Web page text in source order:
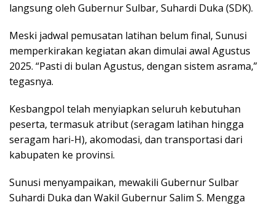
langsung oleh Gubernur Sulbar, Suhardi Duka (SDK).
Meski jadwal pemusatan latihan belum final, Sunusi
memperkirakan kegiatan akan dimulai awal Agustus
2025. “Pasti di bulan Agustus, dengan sistem asrama,”
tegasnya.
Kesbangpol telah menyiapkan seluruh kebutuhan
peserta, termasuk atribut (seragam latihan hingga
seragam hari-H), akomodasi, dan transportasi dari
kabupaten ke provinsi.
Sunusi menyampaikan, mewakili Gubernur Sulbar
Suhardi Duka dan Wakil Gubernur Salim S. Mengga